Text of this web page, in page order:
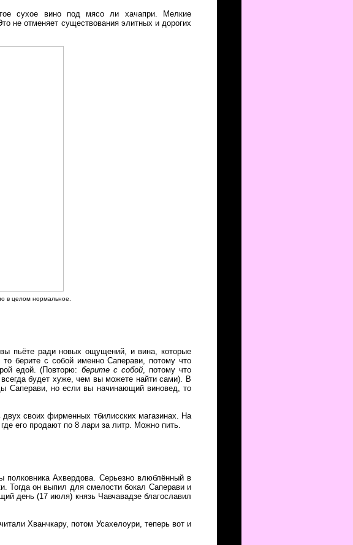
сухое вино под мясо ли хачапри. Мелкие
не отменяет существования элитных и дорогих
в целом нормальное.
пьёте ради новых ощущений, и вина, которые
берите с собой именно Саперави, потому что
едой. (Повторю: берите с собой, потому что
будет хуже, чем вы можете найти сами). В
Саперави, но если вы начинающий виновед, то
своих фирменных тбилисских магазинах. На
его продают по 8 лари за литр. Можно пить.
Ахвердова. Серьезно влюблённый в
Тогда он выпил для смелости бокал Саперави и
день (17 июля) князь Чавчавадзе благославил
Хванчкару, потом Усахелоури, теперь вот и